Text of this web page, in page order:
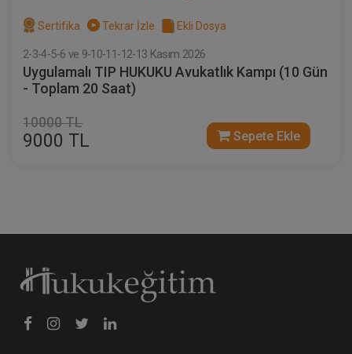
Sertifika Tekrar İzle Ekli Dosya
2-3-4-5-6 ve 9-10-11-12-13 Kasım 2026
Uygulamalı TIP HUKUKU Avukatlık Kampı (10 Gün
- Toplam 20 Saat)
10000 TL
9000 TL Sepete Ekle